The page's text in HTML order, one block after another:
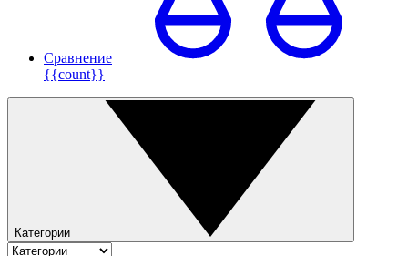
Сравнение
{{count}}
Категории